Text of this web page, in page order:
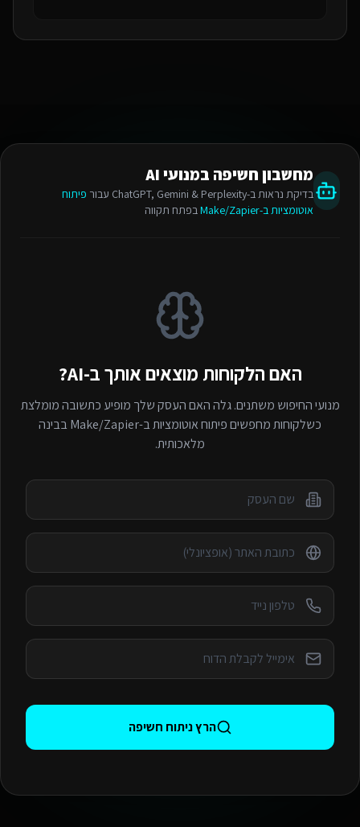
מחשבון חשיפה במנועי AI
בדיקת נראות ב-ChatGPT, Gemini & Perplexity עבור
פיתוח
אוטומציות ב-Make/Zapier
בפתח תקווה
האם הלקוחות מוצאים אותך ב-AI?
מנועי החיפוש משתנים. גלה האם העסק שלך מופיע כתשובה מומלצת
כשלקוחות מחפשיםפיתוח אוטומציות ב-Make/Zapier
בבינה
מלאכותית.
הרץ ניתוח חשיפה